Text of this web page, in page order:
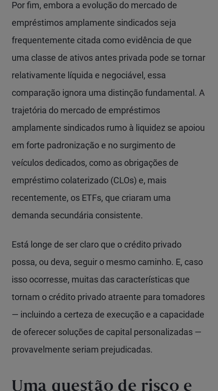
Por fim, embora a evolução do mercado de
empréstimos amplamente sindicados seja
frequentemente citada como evidência de que
uma classe de ativos antes privada pode se tornar
relativamente líquida e negociável, essa
comparação ignora uma distinção fundamental. A
trajetória do mercado de empréstimos
amplamente sindicados rumo à liquidez se apoiou
em forte padronização e no surgimento de
veículos dedicados, como as obrigações de
empréstimo colaterizado (CLOs) e, mais
recentemente, os ETFs, que criaram uma
demanda secundária consistente.
Está longe de ser claro que o crédito privado
possa, ou deva, seguir o mesmo caminho. E, caso
isso ocorresse, muitas das características que
tornam o crédito privado atraente para tomadores
— incluindo a certeza de execução e a capacidade
de oferecer soluções de capital personalizadas —
provavelmente seriam prejudicadas.
Uma questão de risco e